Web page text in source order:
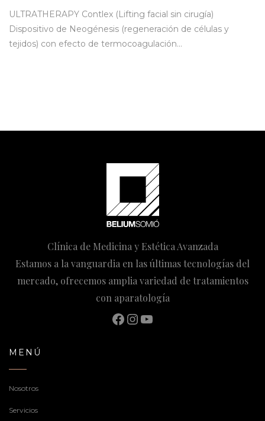
ULTRATHERAPY Contlex (Lifting facial sin cirugía)
Dispositivo de Neogénesis (regeneración de células y
tejidos) con efecto de termocoagulación…
Clínica de Medicina y Estética Avanzada
Estamos a la vanguardia en las últimas tecnologías del
mercado, ofrecemos amplia variedad de tratamientos
con aparatología
Facebook
Instagram
YouTube
MENÚ
Nosotros
Servicios